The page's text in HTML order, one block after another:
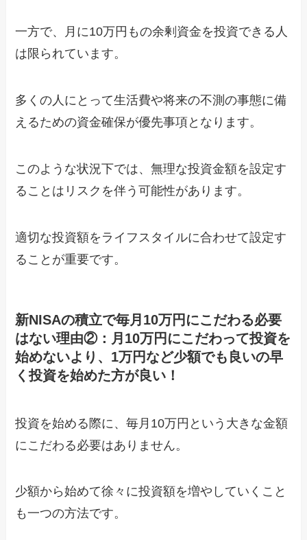
一方で、月に10万円もの余剰資金を投資できる人
は限られています。
多くの人にとって生活費や将来の不測の事態に備
えるための資金確保が優先事項となります。
このような状況下では、無理な投資金額を設定す
ることはリスクを伴う可能性があります。
適切な投資額をライフスタイルに合わせて設定す
ることが重要です。
新NISAの積立で毎月10万円にこだわる必要
はない理由②：月10万円にこだわって投資を
始めないより、1万円など少額でも良いの早
く投資を始めた方が良い！
投資を始める際に、毎月10万円という大きな金額
にこだわる必要はありません。
少額から始めて徐々に投資額を増やしていくこと
も一つの方法です。